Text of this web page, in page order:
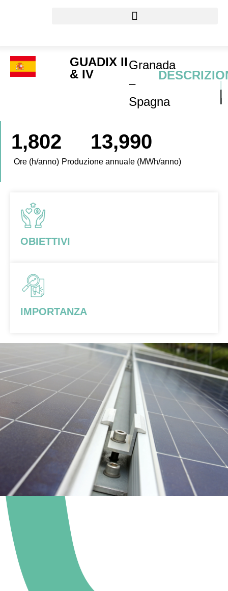
GUADIX II
& IV
Granada
–
Spagna
Ore (h/anno)
1,802
Produzione annuale (MWh/anno)
13,990
OBIETTIVI
IMPORTANZA